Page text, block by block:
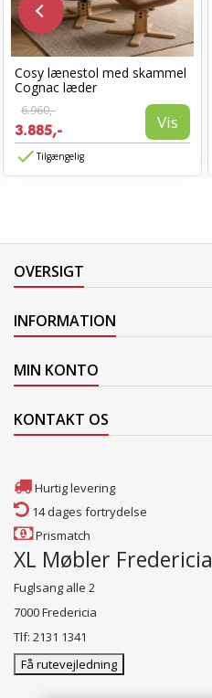
Cosy lænestol med skammel
Cognac læder
6.960,-
3.885,- Vis
Tilgængelig
OVERSIGT
INFORMATION
MIN KONTO
KONTAKT OS
Hurtig levering
14 dages fortrydelse
Prismatch
XL Møbler Fredericia
Fuglsang alle 2
7000 Fredericia
Tlf: 2131 1341
Få rutevejledning